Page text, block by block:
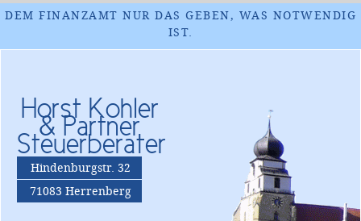
DEM FINANZAMT NUR DAS GEBEN, WAS NOTWENDIG
IST.
Horst Kohler
& Partner
Steuerberater
Hindenburgstr. 32
71083 Herrenberg